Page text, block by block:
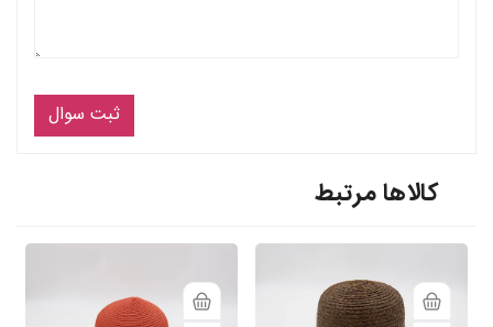
ثبت سوال
کالاها مرتبط